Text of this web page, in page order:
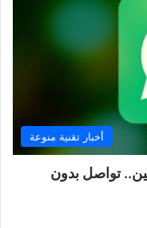
أخبار تقنية منوعة
تواصل بدون